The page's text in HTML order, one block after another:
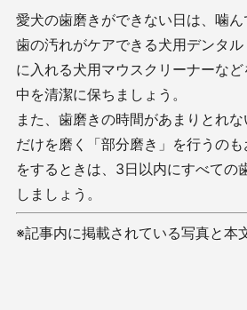
愛犬の歯磨きができない日は、噛
歯の汚れがケアできる犬用デンタ
に入れる犬用マウスクリーナーな
中を清潔に保ちましょう。
また、歯磨きの時間があまりとれ
だけを磨く「部分磨き」を行うの
をするときは、3日以内にすべての
しましょう。
※記事内に掲載されている写真と本